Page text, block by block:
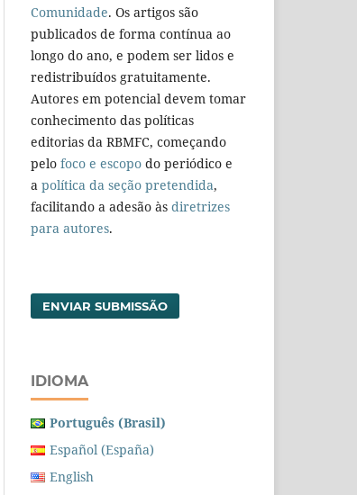
Comunidade. Os artigos são
publicados de forma contínua ao
longo do ano, e podem ser lidos e
redistribuídos gratuitamente.
Autores em potencial devem tomar
conhecimento das políticas
editorias da RBMFC, começando
pelo foco e escopo do periódico e
a política da seção pretendida,
facilitando a adesão às diretrizes
para autores.
ENVIAR SUBMISSÃO
IDIOMA
Português (Brasil)
Español (España)
English